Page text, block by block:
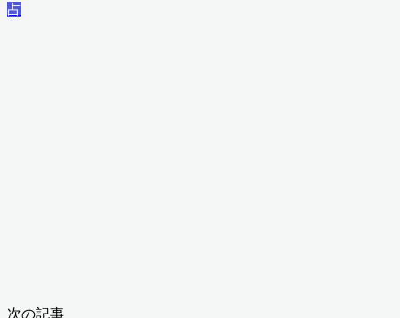
占
次の記事